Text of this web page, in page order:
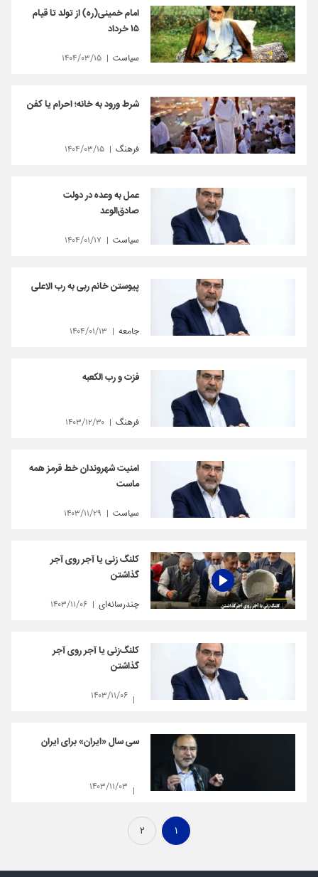
امام خمینی(ره) از تولد تا قیام
۱۵ خرداد
سیاست ۱۴۰۴/۰۳/۱۵
شرط ورود به خانه؛ احرام یا کفن
فرهنگ ۱۴۰۴/۰۳/۱۵
عمل به وعده در دولت
صادق‌الوعد
سیاست ۱۴۰۴/۰۱/۱۷
پیوستن خانم ربی به رب الاعلی
جامعه ۱۴۰۴/۰۱/۱۳
فزت و رب الکعبه
فرهنگ ۱۴۰۳/۱۲/۳۰
امنیت شهروندان خط قرمز همه
ماست
سیاست ۱۴۰۳/۱۱/۲۹
کلنگ زنی یا آجر روی آجر
گذاشتن
چندرسانه‌ای ۱۴۰۳/۱۱/۰۶
کلنگ‌زنی یا آجر روی آجر
گذاشتن
۱۴۰۳/۱۱/۰۶
سی سال «ایران» برای ایران
۱۴۰۳/۱۱/۰۳
۱ ۲